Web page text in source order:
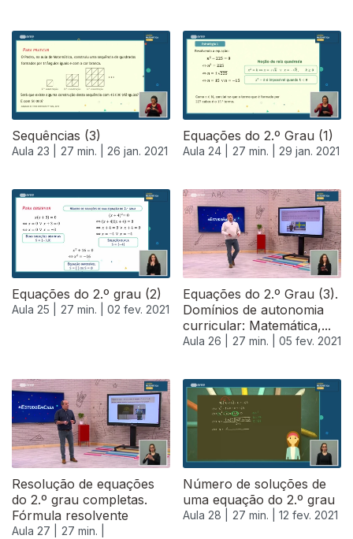
Sequências (3)
Aula 23 | 27 min. | 26 jan. 2021
Equações do 2.º Grau (1)
Aula 24 | 27 min. | 29 jan. 2021
520918
Equações do 2.º grau (2)
Aula 25 | 27 min. | 02 fev. 2021
Equações do 2.º Grau (3).
Domínios de autonomia
curricular: Matemática,...
Aula 26 | 27 min. | 05 fev. 2021
Resolução de equações
do 2.º grau completas.
Fórmula resolvente
Aula 27 |
27 min. |
Número de soluções de
uma equação do 2.º grau
Aula 28 | 27 min. | 12 fev. 2021